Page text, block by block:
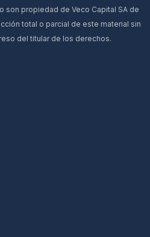
son propiedad de Veco Capital SA de
total o parcial de este material sin
del titular de los derechos.